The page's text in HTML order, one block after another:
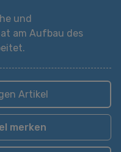
und
am Aufbau des
Artikel
merken